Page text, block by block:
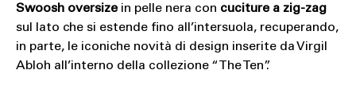
Swoosh oversize in pelle nera con cuciture a zig-zag
sul lato che si estende fino all’intersuola, recuperando,
in parte, le iconiche novità di design inserite da Virgil
Abloh all’interno della collezione “The Ten”.